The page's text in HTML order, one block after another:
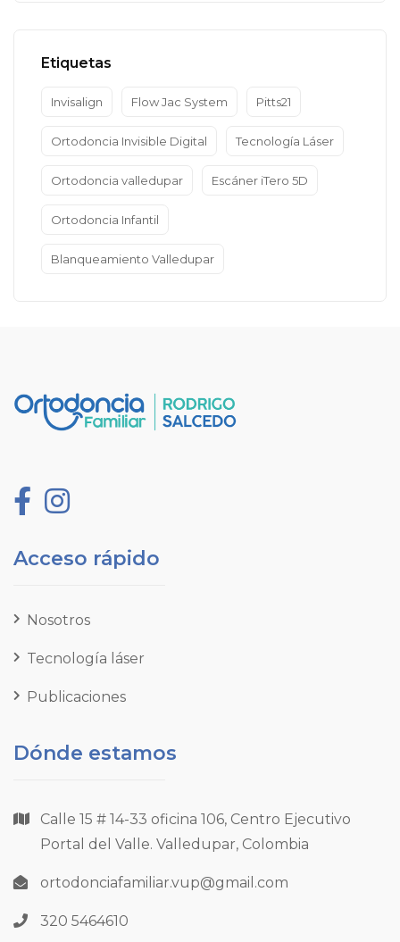
Etiquetas
Invisalign Flow Jac System Pitts21
Ortodoncia Invisible Digital Tecnología Láser
Ortodoncia valledupar Escáner iTero 5D
Ortodoncia Infantil
Blanqueamiento Valledupar
Acceso rápido
Nosotros
Tecnología láser
Publicaciones
Dónde estamos
Calle 15 # 14-33 oficina 106, Centro Ejecutivo
Portal del Valle. Valledupar, Colombia
ortodonciafamiliar.vup@gmail.com
320 5464610